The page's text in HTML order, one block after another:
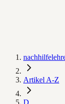
Artikel A-Z
D